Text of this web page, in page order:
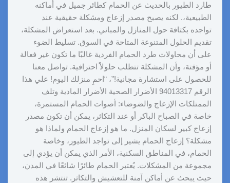
طارد الطيور بالحديث عن الحمام كطائر جميل في أماكنه
الطبيعية،. لكنه يصبح مصدر إزعاج ومشكلة حقيقية عند
تواجده بكثافة حول المنازل والمباني. بعد استعراض المشكلة،
تقديم الحلول المتنوعة المتاحة في السوق. تسليط الضوء
على أن محاولات طرد الحمام الفردية غالبًا ما تكون غير فعالة
أو مؤقتة، وأن المشكلة تتطلب حلولاً احترافية. تواصل معنا
للحصول على استشارة مجانية!”، “احمِ منزلك اليوم! علي هذا
الرقم 94013317 الأضرار الصحية الأضرار المادية وتلف
الممتلكات الإزعاج والضوضاء: أصوات الحمام المستمرة،
خاصة في الصباح الباكر أو عند التكاثر، يمكن أن تكون مصدر
إزعاج كبير لسكان المنزل. ما هو إزعاج الحمام ولماذا هو
مشكلة؟ إزعاج الحمام يشير إلى تواجد الطيور، وخاصة
الحمام، في المناطق السكنية، الأمر الذي يمكن أن يؤدي إلى
مجموعة من المشكلات. يُعتبر الحمام طائرًا شائعًا في المدن،
حيث يبحث عن أماكن آمنة للتعشيش والتكاثر. تنتشر هذه